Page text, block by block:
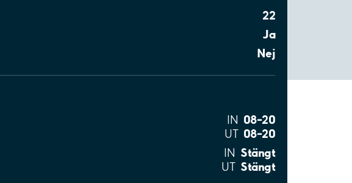
22
Ja
Nej
IN 08–20
UT 08–20
IN Stängt
UT Stängt